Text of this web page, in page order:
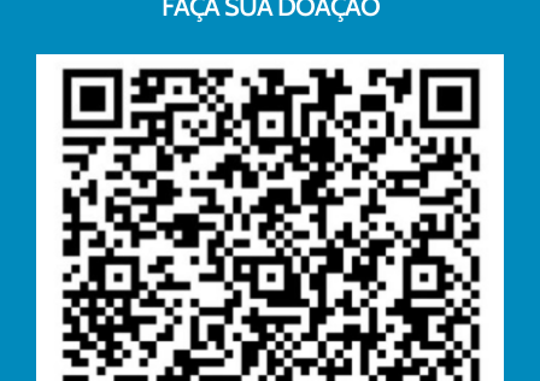
FAÇA SUA DOAÇÃO